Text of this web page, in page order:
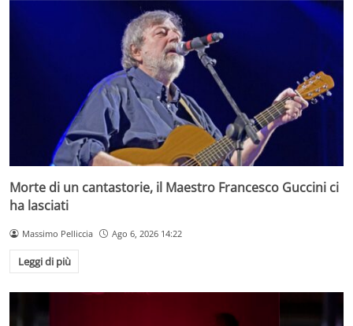
Morte di un cantastorie, il Maestro Francesco Guccini ci
ha lasciati
Massimo Pelliccia Ago 6, 2026 14:22
Leggi di più